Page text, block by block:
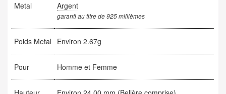
Metal Argent
garanti au titre de 925 millièmes
Poids Metal Environ 2.67g
Pour Homme et Femme